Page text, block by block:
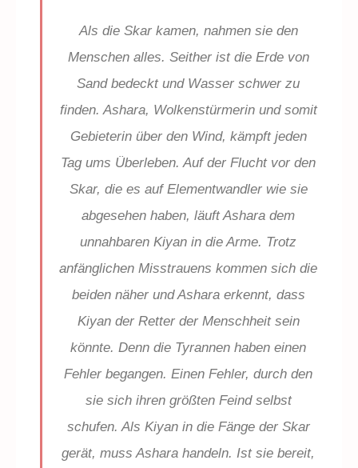
Als die Skar kamen, nahmen sie den
Menschen alles. Seither ist die Erde von
Sand bedeckt und Wasser schwer zu
finden. Ashara, Wolkenstürmerin und somit
Gebieterin über den Wind, kämpft jeden
Tag ums Überleben. Auf der Flucht vor den
Skar, die es auf Elementwandler wie sie
abgesehen haben, läuft Ashara dem
unnahbaren Kiyan in die Arme. Trotz
anfänglichen Misstrauens kommen sich die
beiden näher und Ashara erkennt, dass
Kiyan der Retter der Menschheit sein
könnte. Denn die Tyrannen haben einen
Fehler begangen. Einen Fehler, durch den
sie sich ihren größten Feind selbst
schufen. Als Kiyan in die Fänge der Skar
gerät, muss Ashara handeln. Ist sie bereit,